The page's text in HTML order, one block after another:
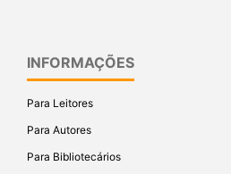
INFORMAÇÕES
Para Leitores
Para Autores
Para Bibliotecários